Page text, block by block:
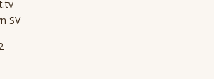
SV